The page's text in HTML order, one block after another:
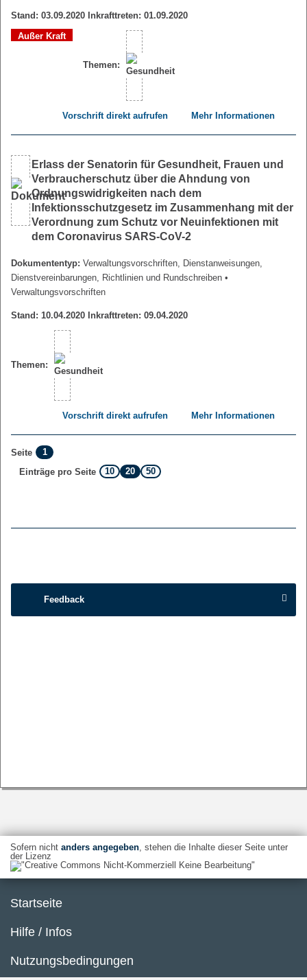
Stand: 03.09.2020 Inkrafttreten: 01.09.2020
Außer Kraft
Themen:
Vorschrift direkt aufrufen Mehr Informationen
Erlass der Senatorin für Gesundheit, Frauen und
Verbraucherschutz über die Ahndung von
Ordnungswidrigkeiten nach dem
Infektionsschutzgesetz im Zusammenhang mit der
Verordnung zum Schutz vor Neuinfektionen mit
dem Coronavirus SARS-CoV-2
Dokumententyp: Verwaltungsvorschriften, Dienstanweisungen,
Dienstvereinbarungen, Richtlinien und Rundschreiben •
Verwaltungsvorschriften
Stand: 10.04.2020 Inkrafttreten: 09.04.2020
Themen:
Vorschrift direkt aufrufen Mehr Informationen
Seite
1
Einträge pro Seite
10 20 50
Feedback
Sofern nicht anders angegeben, stehen die Inhalte dieser Seite unter
der Lizenz
Startseite
Hilfe / Infos
Nutzungsbedingungen